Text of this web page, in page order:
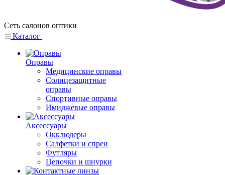
Сеть салонов оптики
Каталог
Оправы
Медицинские оправы
Солнцезащитные
оправы
Спортивные оправы
Имиджевые оправы
Аксессуары
Окклюдеры
Салфетки и спреи
Футляры
Цепочки и шнурки